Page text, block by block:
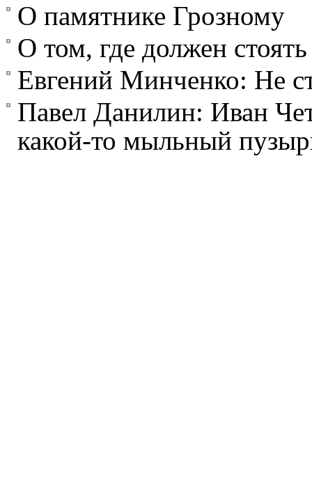
О памятнике Грозному
О том, где должен
Евгений Минченко: Не
Павел Данилин: Иван
какой-то мыльный